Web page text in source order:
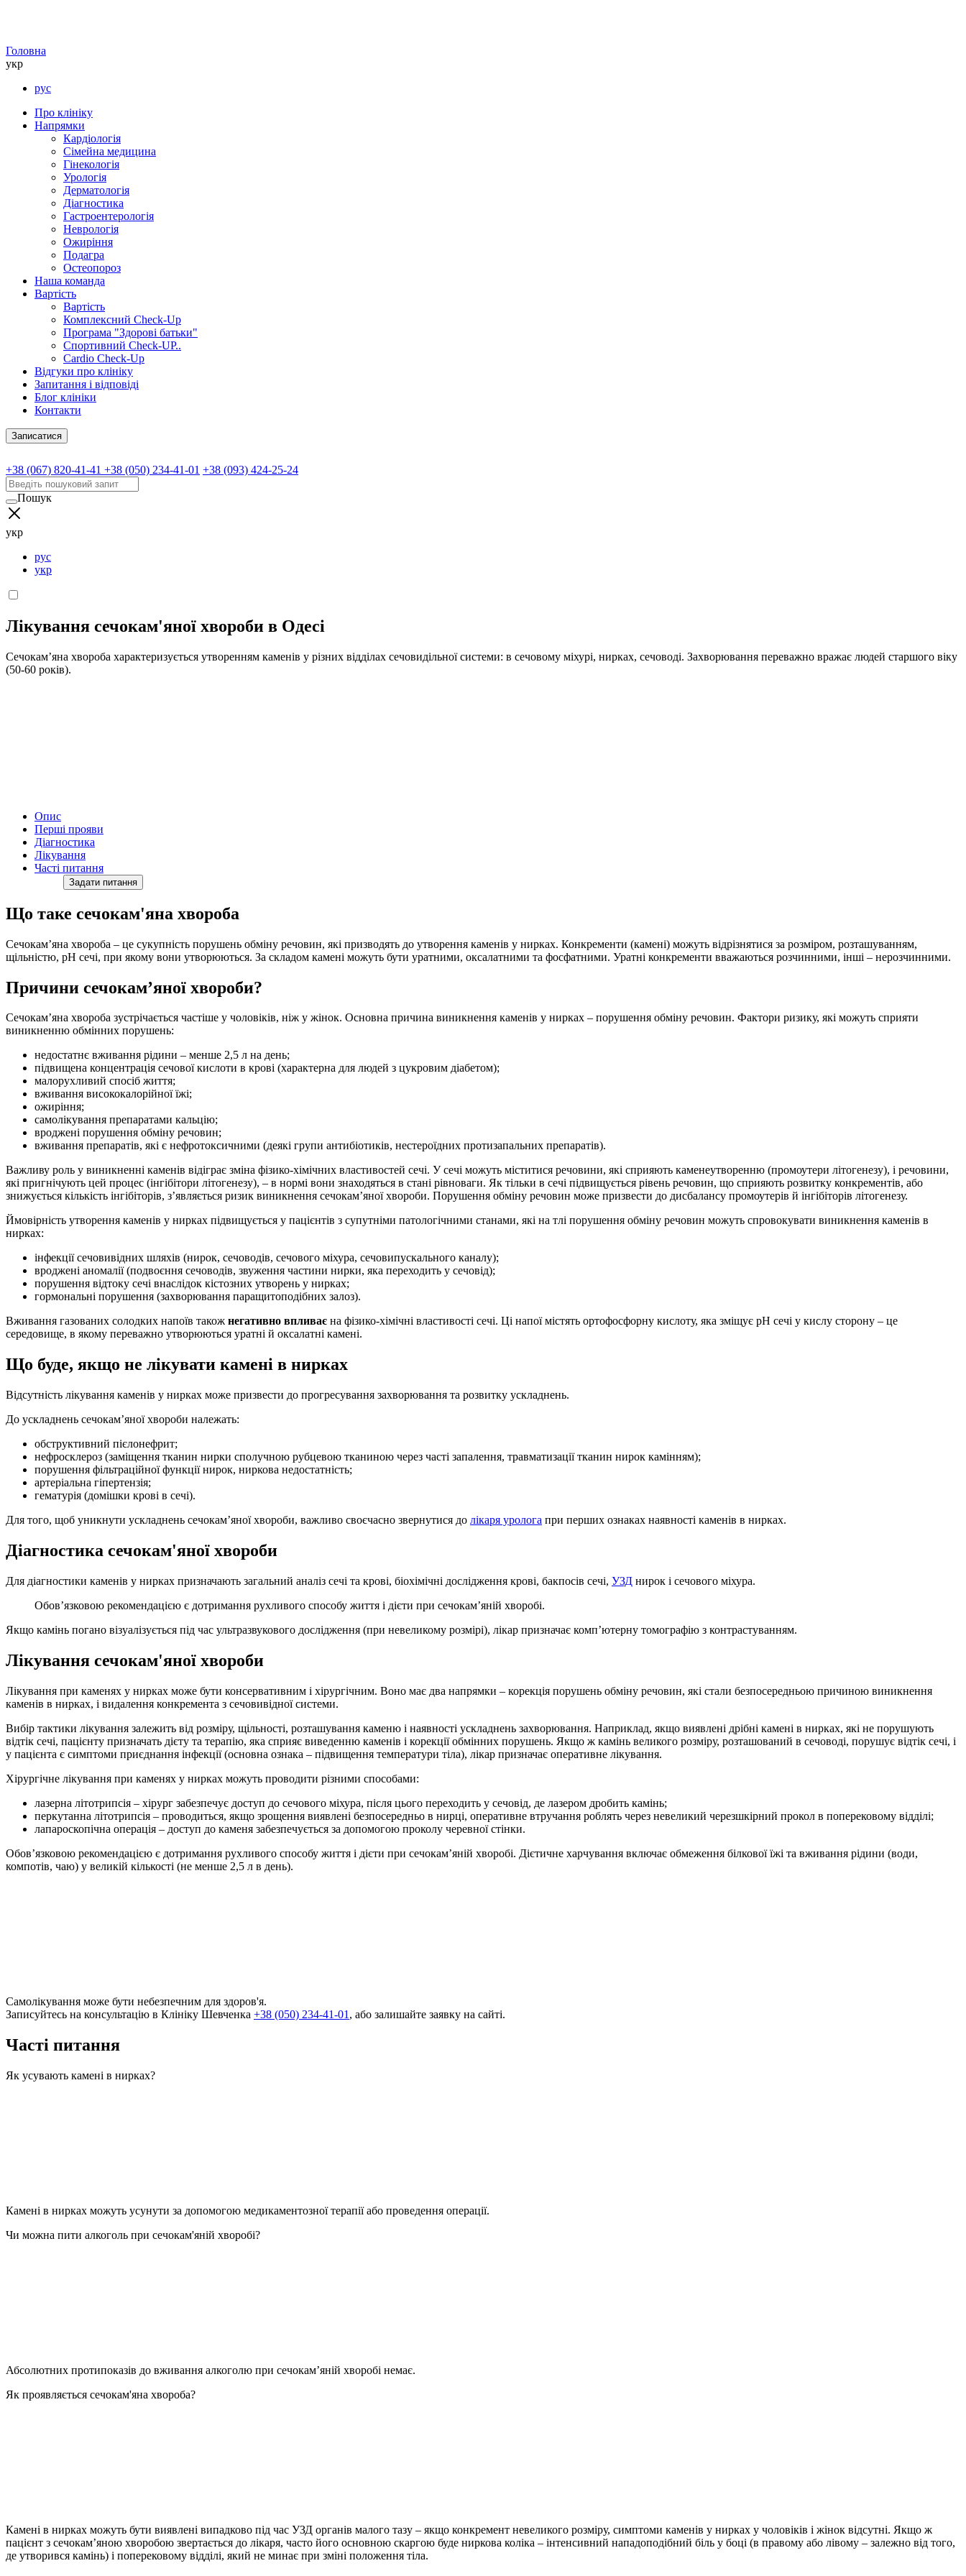
Головна
укр
рус
Про клініку
Напрямки
Кардіологія
Сімейна медицина
Гінекологія
Урологія
Дерматологія
Діагностика
Гастроентерологія
Неврологія
Ожиріння
Подагра
Остеопороз
Наша команда
Вартість
Вартість
Комплексний Check-Up
Програма "Здорові батьки"
Спортивний Check-UP..
Cardio Check-Up
Відгуки про клініку
Запитання і відповіді
Блог клініки
Контакти
Записатися
+38 (067) 820-41-41 +38 (050) 234-41-01 +38 (093) 424-25-24
Пошук
укр
рус
укр
Лікування сечокам'яної хвороби в Одесі
Сечокам’яна хвороба характеризується утворенням каменів у різних відділах сечовидільної системи: в сечовому міхурі, нирках, сечоводі. Захворювання переважно вражає людей старшого віку
(50-60 років).
Опис
Перші прояви
Діагностика
Лікування
Часті питання
Задати питання
Що таке сечокам'яна хвороба
Сечокам’яна хвороба – це сукупність порушень обміну речовин, які призводять до утворення каменів у нирках. Конкременти (камені) можуть відрізнятися за розміром, розташуванням,
щільністю, рН сечі, при якому вони утворюються. За складом камені можуть бути уратними, оксалатними та фосфатними. Уратні конкременти вважаються розчинними, інші – нерозчинними.
Причини сечокам’яної хвороби?
Сечокам’яна хвороба зустрічається частіше у чоловіків, ніж у жінок. Основна причина виникнення каменів у нирках – порушення обміну речовин. Фактори ризику, які можуть сприяти
виникненню обмінних порушень:
недостатнє вживання рідини – менше 2,5 л на день;
підвищена концентрація сечової кислоти в крові (характерна для людей з цукровим діабетом);
малорухливий спосіб життя;
вживання висококалорійної їжі;
ожиріння;
самолікування препаратами кальцію;
вроджені порушення обміну речовин;
вживання препаратів, які є нефротоксичними (деякі групи антибіотиків, нестероїдних протизапальних препаратів).
Важливу роль у виникненні каменів відіграє зміна фізико-хімічних властивостей сечі. У сечі можуть міститися речовини, які сприяють каменеутворенню (промоутери літогенезу), і речовини,
які пригнічують цей процес (інгібітори літогенезу), – в нормі вони знаходяться в стані рівноваги. Як тільки в сечі підвищується рівень речовин, що сприяють розвитку конкрементів, або
знижується кількість інгібіторів, з’являється ризик виникнення сечокам’яної хвороби. Порушення обміну речовин може призвести до дисбалансу промоутерів й інгібіторів літогенезу.
Ймовірність утворення каменів у нирках підвищується у пацієнтів з супутніми патологічними станами, які на тлі порушення обміну речовин можуть спровокувати виникнення каменів в
нирках:
інфекції сечовивідних шляхів (нирок, сечоводів, сечового міхура, сечовипускального каналу);
вроджені аномалії (подвоєння сечоводів, звуження частини нирки, яка переходить у сечовід);
порушення відтоку сечі внаслідок кістозних утворень у нирках;
гормональні порушення (захворювання паращитоподібних залоз).
Вживання газованих солодких напоїв також негативно впливає на фізико-хімічні властивості сечі. Ці напої містять ортофосфорну кислоту, яка зміщує рН сечі у кислу сторону – це
середовище, в якому переважно утворюються уратні й оксалатні камені.
Що буде, якщо не лікувати камені в нирках
Відсутність лікування каменів у нирках може призвести до прогресування захворювання та розвитку ускладнень.
До ускладнень сечокам’яної хвороби належать:
обструктивний пієлонефрит;
нефросклероз (заміщення тканин нирки сполучною рубцевою тканиною через часті запалення, травматизації тканин нирок камінням);
порушення фільтраційної функції нирок, ниркова недостатність;
артеріальна гіпертензія;
гематурія (домішки крові в сечі).
Для того, щоб уникнути ускладнень сечокам’яної хвороби, важливо своєчасно звернутися до лікаря уролога при перших ознаках наявності каменів в нирках.
Діагностика сечокам'яної хвороби
Для діагностики каменів у нирках призначають загальний аналіз сечі та крові, біохімічні дослідження крові, бакпосів сечі, УЗД нирок і сечового міхура.
Обов’язковою рекомендацією є дотримання рухливого способу життя і дієти при сечокам’яній хворобі.
Якщо камінь погано візуалізується під час ультразвукового дослідження (при невеликому розмірі), лікар призначає комп’ютерну томографію з контрастуванням.
Лікування сечокам'яної хвороби
Лікування при каменях у нирках може бути консервативним і хірургічним. Воно має два напрямки – корекція порушень обміну речовин, які стали безпосередньою причиною виникнення
каменів в нирках, і видалення конкремента з сечовивідної системи.
Вибір тактики лікування залежить від розміру, щільності, розташування каменю і наявності ускладнень захворювання. Наприклад, якщо виявлені дрібні камені в нирках, які не порушують
відтік сечі, пацієнту призначать дієту та терапію, яка сприяє виведенню каменів і корекції обмінних порушень. Якщо ж камінь великого розміру, розташований в сечоводі, порушує відтік сечі, і
у пацієнта є симптоми приєднання інфекції (основна ознака – підвищення температури тіла), лікар призначає оперативне лікування.
Хірургічне лікування при каменях у нирках можуть проводити різними способами:
лазерна літотрипсія – хірург забезпечує доступ до сечового міхура, після цього переходить у сечовід, де лазером дробить камінь;
перкутанна літотрипсія – проводиться, якщо зрощення виявлені безпосередньо в нирці, оперативне втручання роблять через невеликий черезшкірний прокол в поперековому відділі;
лапароскопічна операція – доступ до каменя забезпечується за допомогою проколу черевної стінки.
Обов’язковою рекомендацією є дотримання рухливого способу життя і дієти при сечокам’яній хворобі. Дієтичне харчування включає обмеження білкової їжі та вживання рідини (води,
компотів, чаю) у великій кількості (не менше 2,5 л в день).
Самолікування може бути небезпечним для здоров'я.
Записуйтесь на консультацію в Клініку Шевченка +38 (050) 234-41-01 , або залишайте заявку на сайті.
Часті питання
Як усувають камені в нирках?
Камені в нирках можуть усунути за допомогою медикаментозної терапії або проведення операції.
Чи можна пити алкоголь при сечокам'яній хворобі?
Абсолютних протипоказів до вживання алкоголю при сечокам’яній хворобі немає.
Як проявляється сечокам'яна хвороба?
Камені в нирках можуть бути виявлені випадково під час УЗД органів малого тазу – якщо конкремент невеликого розміру, симптоми каменів у нирках у чоловіків і жінок відсутні. Якщо ж
пацієнт з сечокам’яною хворобою звертається до лікаря, часто його основною скаргою буде ниркова коліка – інтенсивний нападоподібний біль у боці (в правому або лівому – залежно від того,
де утворився камінь) і поперековому відділі, який не минає при зміні положення тіла.